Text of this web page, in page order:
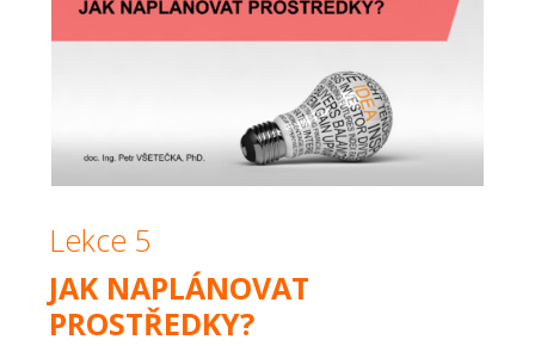
Lekce 5
JAK NAPLÁNOVAT
PROSTŘEDKY?